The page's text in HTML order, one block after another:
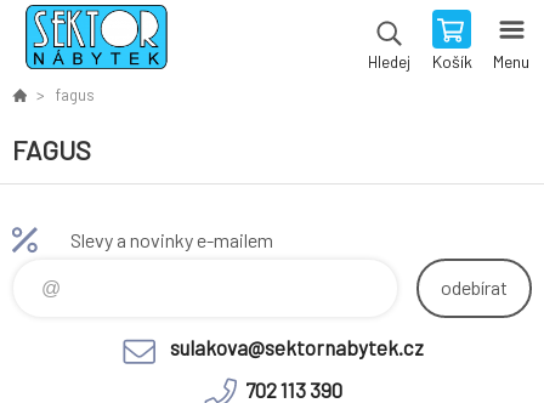
Hledej Košík Menu
fagus
FAGUS
Slevy a novinky e-mailem
odebírat
sulakova@sektornabytek.cz
702 113 390